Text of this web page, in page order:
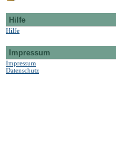
Hilfe
Hilfe
Impressum
Impressum
Datenschutz